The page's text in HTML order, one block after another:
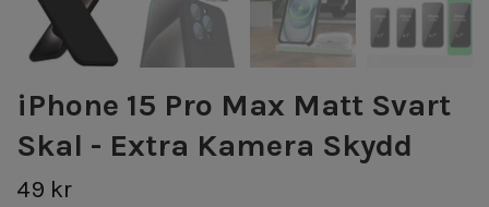
iPhone 15 Pro Max Matt Svart
Skal - Extra Kamera Skydd
49 kr